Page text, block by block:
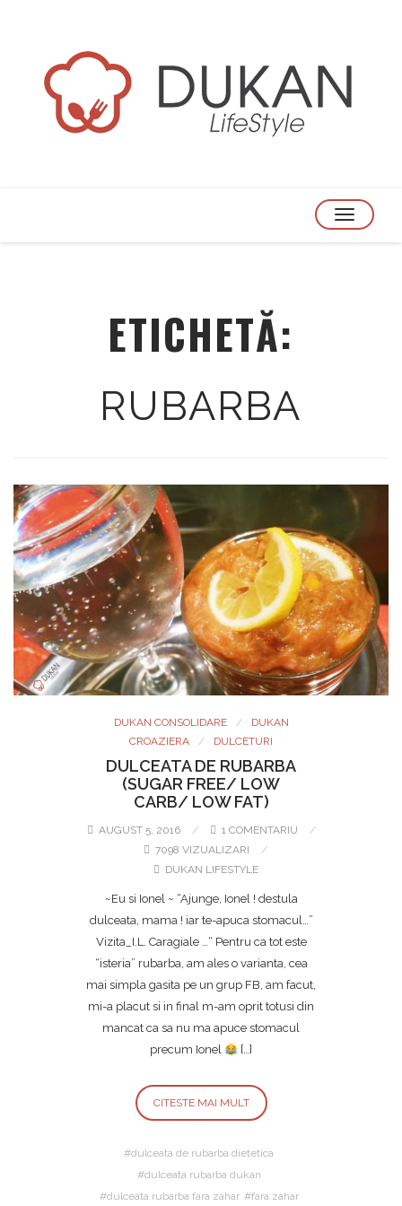
TOGGLE
ETICHETĂ:
RUBARBA
DUKAN CONSOLIDARE
DUKAN
CROAZIERA
DULCETURI
DULCEATA DE RUBARBA
(SUGAR FREE/ LOW
CARB/ LOW FAT)
AUGUST 5, 2016
1 COMENTARIU
7098 VIZUALIZARI
DUKAN LIFESTYLE
~Eu si Ionel ~ “Ajunge, Ionel ! destula
dulceata, mama ! iar te-apuca stomacul…”
Vizita_I.L. Caragiale …“ Pentru ca tot este
“isteria” rubarba, am ales o varianta, cea
mai simpla gasita pe un grup FB, am facut,
mi-a placut si in final m-am oprit totusi din
mancat ca sa nu ma apuce stomacul
precum Ionel
[…]
CITESTE MAI MULT
dulceata de rubarba dietetica
dulceata rubarba dukan
dulceata rubarba fara zahar
fara zahar